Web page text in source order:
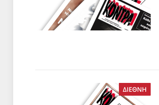
ΔΙΕΘΝΗ